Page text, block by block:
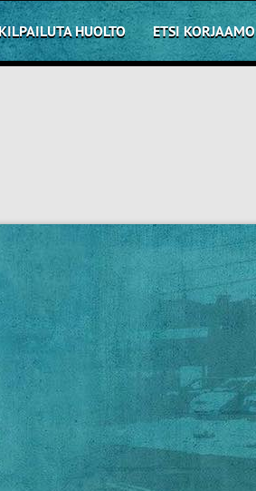
KILPAILUTA HUOLTO ETSI KORJAAMO